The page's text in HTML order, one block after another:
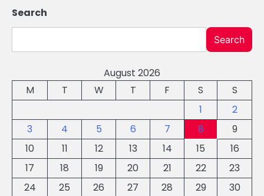
Search
Search
August 2026
M
T W T F S
S
1
2
3
4 5 6 7 8
9
10
11 12 13 14 15
16
17
18 19 20 21 22
23
24
25 26 27 28 29
30